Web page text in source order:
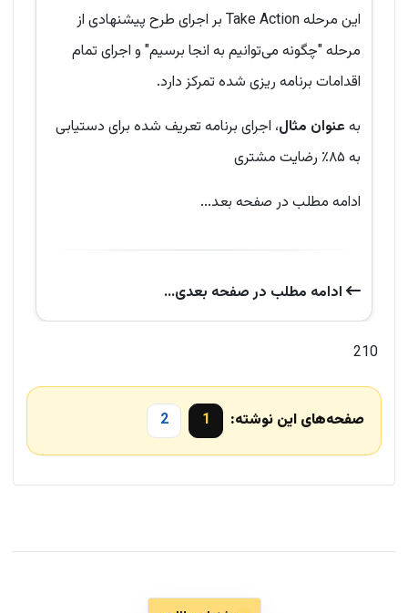
این مرحله Take Action بر اجرای طرح پیشنهادی از
مرحله "چگونه می‌توانیم به انجا برسیم" و اجرای تمام
اقدامات برنامه ریزی شده تمرکز دارد.
به عنوان مثال، اجرای برنامه تعریف شده برای دستیابی
به ۸۵٪ رضایت مشتری
ادامه مطلب در صفحه بعد...
ادامه‌ مطلب در صفحه‌ بعدی...
210
صفحه‌های این نوشته: 1
2